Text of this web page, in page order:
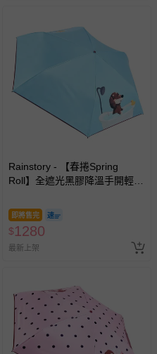
Rainstory - 【春捲Spring
Roll】全遮光黑膠降溫手開輕細
即將售完
$1280
最新上架